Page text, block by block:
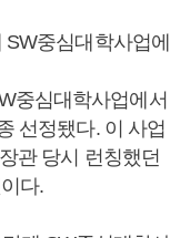
중심대학사업에
중심대학사업에서
선정됐다. 이 사업
관 당시 런칭했던
다.